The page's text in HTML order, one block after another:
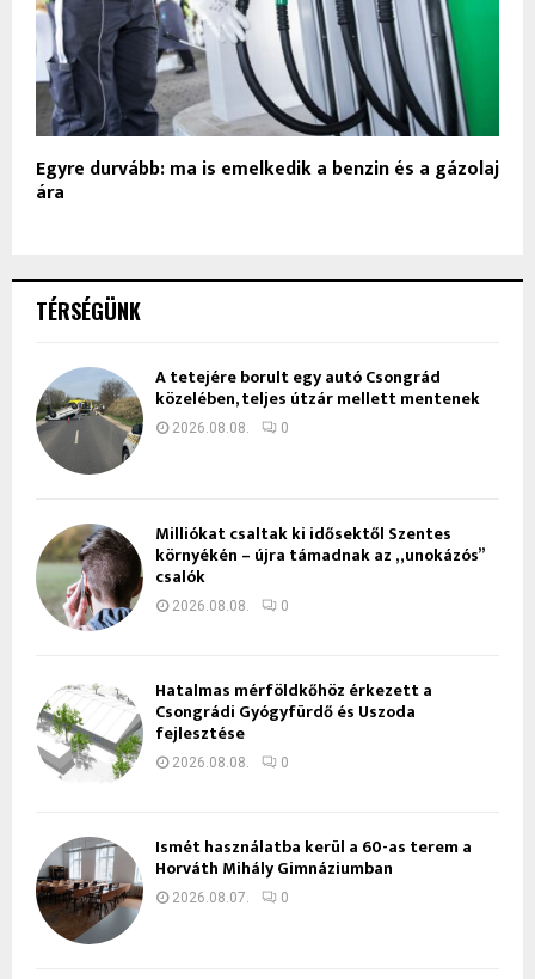
Egyre durvább: ma is emelkedik a benzin és a gázolaj
ára
TÉRSÉGÜNK
A tetejére borult egy autó Csongrád
közelében, teljes útzár mellett mentenek
2026.08.08. 0
Milliókat csaltak ki idősektől Szentes
környékén – újra támadnak az „unokázós”
csalók
2026.08.08. 0
Hatalmas mérföldkőhöz érkezett a
Csongrádi Gyógyfürdő és Uszoda
fejlesztése
2026.08.08. 0
Ismét használatba kerül a 60-as terem a
Horváth Mihály Gimnáziumban
2026.08.07. 0